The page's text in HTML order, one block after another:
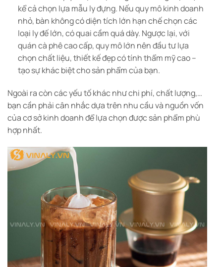
kể cả chọn lựa mẫu ly đựng. Nếu quy mô kinh doanh
nhỏ, bàn không có diện tích lớn hạn chế chọn các
loại ly đế lớn, có quai cầm quá dày. Ngược lại, với
quán cà phê cao cấp, quy mô lớn nên đầu tư lựa
chọn chất liệu, thiết kế đẹp có tính thẩm mỹ cao –
tạo sự khác biệt cho sản phẩm của bạn.
Ngoài ra còn các yếu tố khác như chi phí, chất lượng,…
bạn cần phải cân nhắc dựa trên nhu cầu và nguồn vốn
của cơ sở kinh doanh để lựa chọn được sản phẩm phù
hợp nhất.